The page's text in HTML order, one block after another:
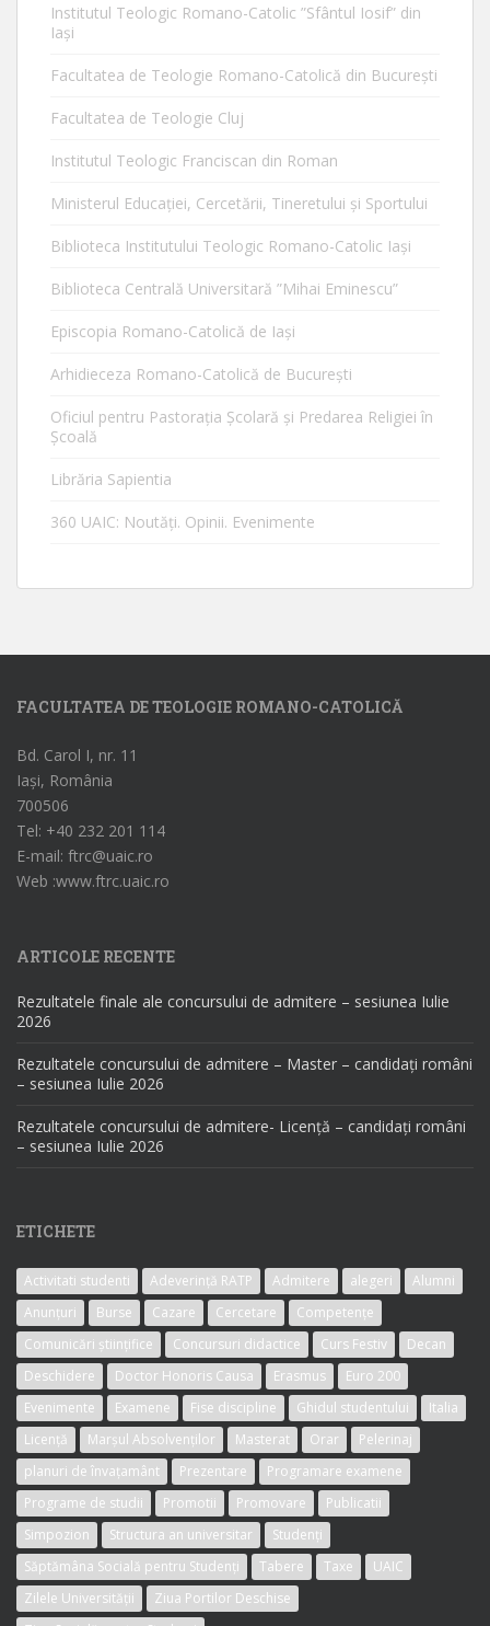
Institutul Teologic Romano-Catolic ”Sfântul Iosif” din
Iaşi
Facultatea de Teologie Romano-Catolică din Bucureşti
Facultatea de Teologie Cluj
Institutul Teologic Franciscan din Roman
Ministerul Educaţiei, Cercetării, Tineretului şi Sportului
Biblioteca Institutului Teologic Romano-Catolic Iaşi
Biblioteca Centrală Universitară ”Mihai Eminescu”
Episcopia Romano-Catolică de Iaşi
Arhidieceza Romano-Catolică de Bucureşti
Oficiul pentru Pastorația Școlară și Predarea Religiei în
Școală
Librăria Sapientia
360 UAIC: Noutăţi. Opinii. Evenimente
FACULTATEA DE TEOLOGIE ROMANO-CATOLICĂ
Bd. Carol I, nr. 11
Iași, România
700506
Tel: +40 232 201 114
E-mail: ftrc@uaic.ro
Web :www.ftrc.uaic.ro
ARTICOLE RECENTE
Rezultatele finale ale concursului de admitere – sesiunea Iulie
2026
Rezultatele concursului de admitere – Master – candidați români
– sesiunea Iulie 2026
Rezultatele concursului de admitere- Licență – candidați români
– sesiunea Iulie 2026
ETICHETE
Activitati studenti Adeverință RATP Admitere alegeri
Alumni
Anunțuri
Burse Cazare Cercetare
Competențe
Comunicări științifice
Concursuri didactice Curs Festiv
Decan
Deschidere
Doctor Honoris Causa Erasmus
Euro 200
Evenimente
Examene Fise discipline Ghidul studentului
Italia
Licență
Marșul Absolvenților Masterat Orar
Pelerinaj
planuri de învațamânt
Prezentare
Programare examene
Programe de studii
Promotii Promovare
Publicatii
Simpozion
Structura an universitar
Studenți
Săptămâna Socială pentru Studenți
Tabere Taxe
UAIC
Zilele Universității
Ziua Portilor Deschise